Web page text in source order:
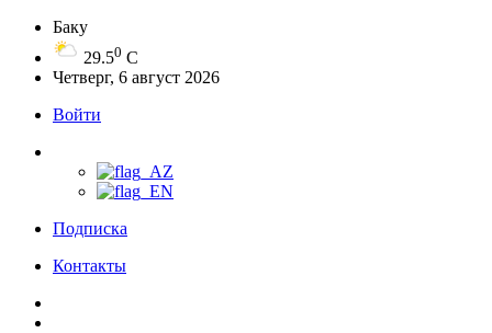
Баку
29.50 C
Четверг, 6 август 2026
Войти
Подписка
Контакты